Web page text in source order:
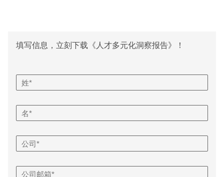
填写信息，立刻下载《人才多元化洞察报告》！